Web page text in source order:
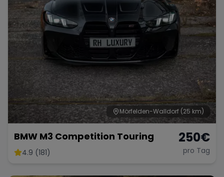
Mörfelden-Walldorf (25 km)
BMW M3 Competition Touring
4.9 (181)
250€
pro Tag